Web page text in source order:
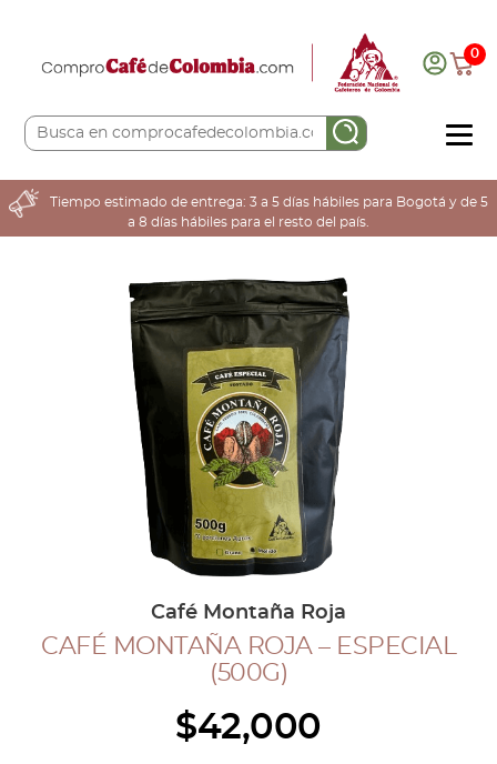
0
COMPRA AQUÍ
COLOMBIA CAFETERA
COLECCIÓN CAFETERA
INGRESAR
Tiempo estimado de entrega: 3 a 5 días hábiles para Bogotá y de 5
a 8 días hábiles para el resto del país.
Café Montaña Roja
CAFÉ MONTAÑA ROJA – ESPECIAL
(500G)
$42,000